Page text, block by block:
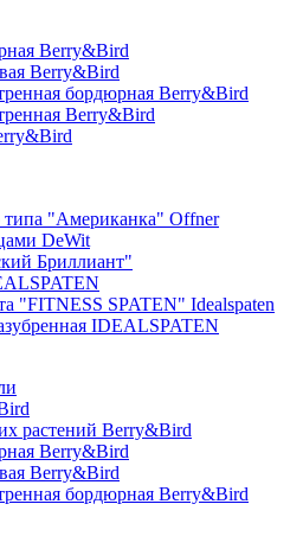
Berry&Bird
Berry&Bird
бордюрная Berry&Bird
Berry&Bird
типа "Американка" Offner
DeWit
Бриллиант"
"FITNESS SPATEN" Idealspaten
IDEALSPATEN
растений Berry&Bird
Berry&Bird
Berry&Bird
бордюрная Berry&Bird